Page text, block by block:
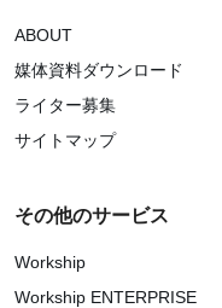
ABOUT
媒体資料ダウンロード
ライター募集
サイトマップ
その他のサービス
Workship
Workship ENTERPRISE